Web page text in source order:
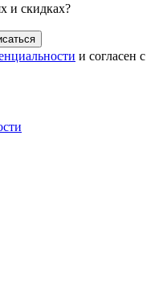
и скидках?
и согласен с